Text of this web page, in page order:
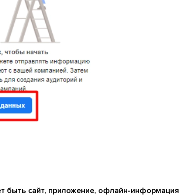
быть сайт, приложение, офлайн-информация